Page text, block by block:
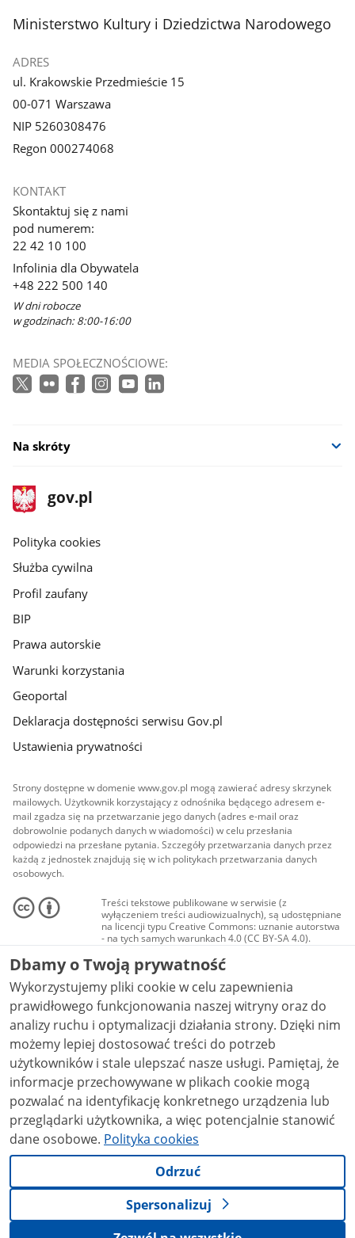
stopka
Ministerstwo Kultury i Dziedzictwa Narodowego
ADRES
ul. Krakowskie Przedmieście 15
00-071 Warszawa
NIP 5260308476
Regon 000274068
KONTAKT
Skontaktuj się z nami
pod numerem:
22 42 10 100
Infolinia dla Obywatela
+48 222 500 140
W dni robocze
w godzinach: 8:00-16:00
MEDIA SPOŁECZNOŚCIOWE:
Na skróty
stopka
gov.pl
Strona
gov.pl
gov.pl
Polityka cookies
Służba cywilna
Profil zaufany
BIP
Prawa autorskie
Warunki korzystania
Geoportal
Deklaracja dostępności serwisu Gov.pl
Ustawienia prywatności
Strony dostępne w domenie www.gov.pl mogą zawierać adresy skrzynek
mailowych. Użytkownik korzystający z odnośnika będącego adresem e-
mail zgadza się na przetwarzanie jego danych (adres e-mail oraz
dobrowolnie podanych danych w wiadomości) w celu przesłania
odpowiedzi na przesłane pytania. Szczegóły przetwarzania danych przez
każdą z jednostek znajdują się w ich politykach przetwarzania danych
osobowych.
Treści tekstowe publikowane w serwisie (z
wyłączeniem treści audiowizualnych), są udostępniane
na licencji typu Creative Commons: uznanie autorstwa
- na tych samych warunkach 4.0 (CC BY-SA 4.0).
Materiały audiowizualne, w tym zdjęcia, materiały
audio i wideo, są udostępniane na licencji typu
Creative Commons: uznanie autorstwa użycie
niekomercyjne - bez utworów zależnych 4.0 (CC BY-
NC-ND 4.0), o ile nie jest to stwierdzone inaczej.
Dbamy o Twoją prywatność
Wykorzystujemy pliki cookie w celu zapewnienia
prawidłowego funkcjonowania naszej witryny oraz do
analizy ruchu i optymalizacji działania strony. Dzięki nim
możemy lepiej dostosować treści do potrzeb
użytkowników i stale ulepszać nasze usługi. Pamiętaj, że
informacje przechowywane w plikach cookie mogą
pozwalać na identyfikację konkretnego urządzenia lub
przeglądarki użytkownika, a więc potencjalnie stanowić
dane osobowe. Polityka cookies
Odrzuć
Spersonalizuj